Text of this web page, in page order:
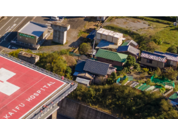
診断書・証明書等の発
カルテ開示の請求
インフォームドコンセ
相談窓口
院外処方せん